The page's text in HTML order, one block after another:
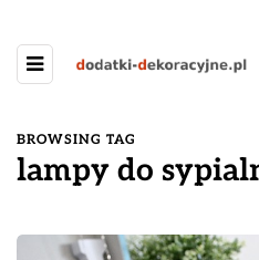
BROWSING TAG
lampy do